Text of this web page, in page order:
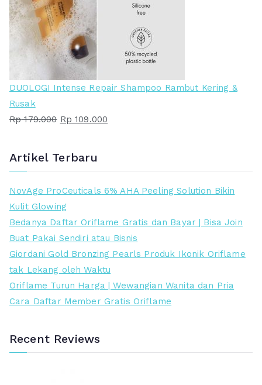
DUOLOGI Intense Repair Shampoo Rambut Kering &
Rusak
Rp179.000 H
a
s
l
i
n
y
a
a
a
l
Rp 109.000
s
a
t
i
n
i
a
l
Artikel Terbaru
NovAge ProCeuticals 6% AHA Peeling Solution Bikin
Kulit Glowing
Bedanya Daftar Oriflame Gratis dan Bayar | Bisa Join
Buat Pakai Sendiri atau Bisnis
Giordani Gold Bronzing Pearls Produk Ikonik Oriflame
tak Lekang oleh Waktu
Oriflame Turun Harga | Wewangian Wanita dan Pria
Cara Daftar Member Gratis Oriflame
Recent Reviews